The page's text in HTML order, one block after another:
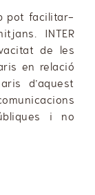
pot facilitar-
INTER
de les
en relació
d’aquest
i no